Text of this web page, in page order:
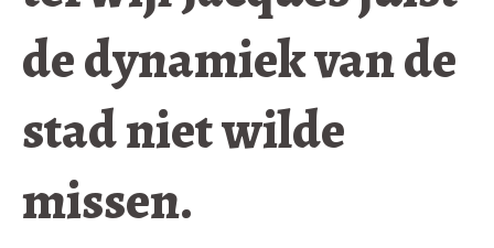
de dynamiek van de
stad niet wilde
missen.